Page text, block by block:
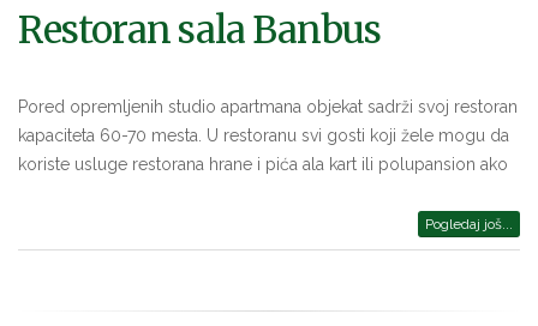
Restoran sala Banbus
Pored opremljenih studio apartmana objekat sadrži svoj restoran
kapaciteta 60-70 mesta. U restoranu svi gosti koji žele mogu da
koriste usluge restorana hrane i pića ala kart ili polupansion ako
Pogledaj još...